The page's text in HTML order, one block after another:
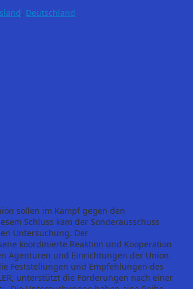
, Deutschland
sollen im Kampf gegen den
Schluss kam der Sonderausschuss
Untersuchung. Der
koordinierte Reaktion und Kooperation
Agenturen und Einrichtungen der Union
Feststellungen und Empfehlungen des
unterstützt die Forderungen nach einer